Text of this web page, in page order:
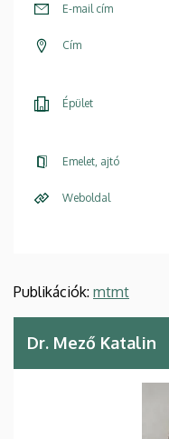
E-mail cím
Cím
Épület
Emelet, ajtó
Weboldal
Publikációk: mtmt
Dr. Mező Katalin